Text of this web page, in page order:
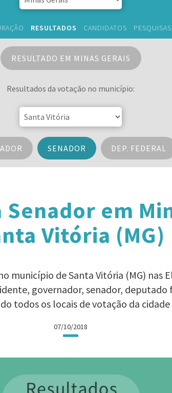
RESULTADOS CANDIDATOS PESQUISAS
RESULTADO EM MINAS GERAIS
Resultados da votação no município:
SENADOR DEP. FEDERAL
em
Vitória (MG)
município de Santa Vitória (MG) nas
governador, senador,
todos os locais de votação da cidade
07/10/2018